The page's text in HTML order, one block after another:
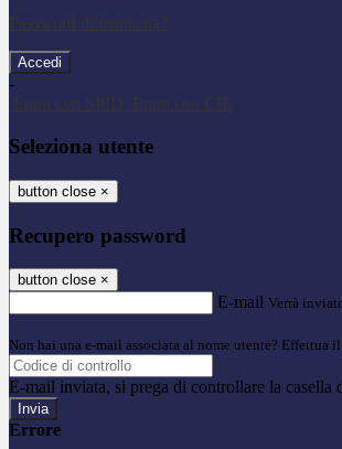
Password dimenticata?
-
Entra con SPID
Entra con CIE
Seleziona utente
button close ×
Recupero password
button close ×
E-mail Verrà
Non hai una e-mail associata al nome utente? Effettua
E-mail inviata, si prega di controllare la casella
Errore